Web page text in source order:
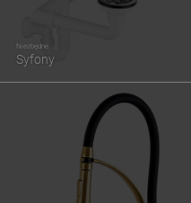
Niezbędne
Syfony